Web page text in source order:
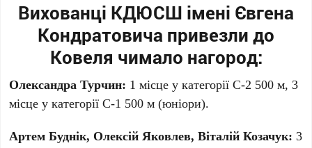
Вихованці КДЮСШ імені Євгена
Кондратовича привезли до
Ковеля чимало нагород:
Олександра Турчин: 1 місце у категорії С-2 500 м, 3
місце у категорії С-1 500 м (юніори).
Артем Буднік, Олексій Яковлев, Віталій Козачук: 3